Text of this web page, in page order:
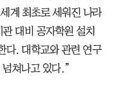
계 최초로 세워진 나라
대비 공자학원 설치
다. 대학교와 관련 연구
쳐나고 있다.”